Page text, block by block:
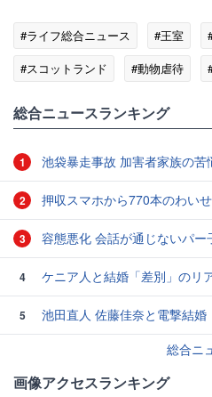
#ライフ総合ニュース #王室
#スコットランド
#動物虐待
総合ニュースランキング
1 池袋暴走事故 加害者家族の苦
2 押収スマホから770本のわいせつ動画 15歳少女に酒と薬飲ませ性
3 容態悪化 会話が通じないパー
4 ケニア人と結婚「差別」のリ
5
池田直人 佐藤佳奈と電撃結婚
総合ニ
画像アクセスランキング